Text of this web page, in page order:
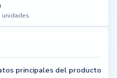
unidades.
principales del producto